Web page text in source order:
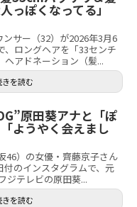
っぽくなってる」
サー（32）が2026年3月6
、ロングヘアを「33センチ
ヘアドネーション（髪...
きを読む
原田葵アナと「ぽ
ようやく会えまし
46）の女優・齊藤京子さん
付のインスタグラムで、元
ジテレビの原田葵...
きを読む